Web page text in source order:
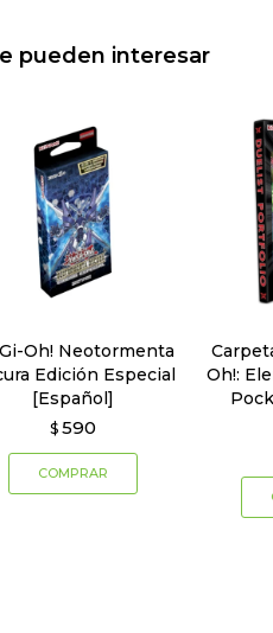
pueden interesar
Oh! Neotormenta
Edición Especial
[Español]
$ 590
Oh!: